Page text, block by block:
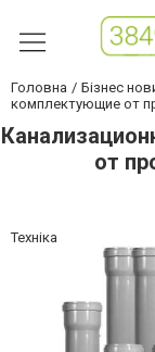
Головна Бізнес
комплектующие от
от
Техніка